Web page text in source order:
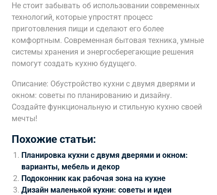
Не стоит забывать об использовании современных
технологий‚ которые упростят процесс
приготовления пищи и сделают его более
комфортным. Современная бытовая техника‚ умные
системы хранения и энергосберегающие решения
помогут создать кухню будущего.
Описание: Обустройство кухни с двумя дверями и
окном: советы по планированию и дизайну.
Создайте функциональную и стильную кухню своей
мечты!
Похожие статьи:
Планировка кухни с двумя дверями и окном:
варианты, мебель и декор
Подоконник как рабочая зона на кухне
Дизайн маленькой кухни: советы и идеи